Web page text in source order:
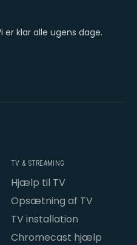
klar alle ugens dage.
TV & STREAMING
Hjælp til TV
Opsætning af TV
TV installation
Chromecast hjælp